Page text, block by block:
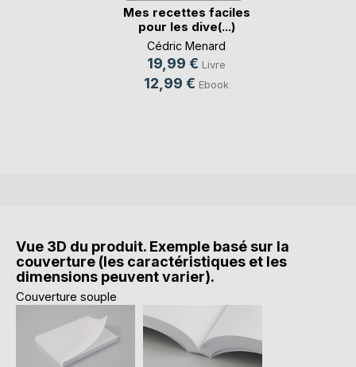
Mes recettes faciles
pour les dive(...)
Cédric Menard
19,99 € Livre
12,99 € Ebook
Vue 3D du produit. Exemple basé sur la
couverture (les caractéristiques et les
dimensions peuvent varier).
Couverture souple